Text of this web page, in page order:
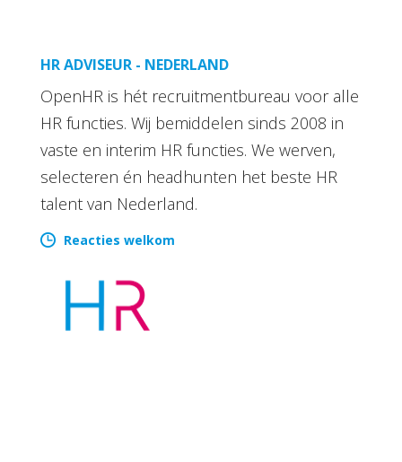
HR ADVISEUR - NEDERLAND
OpenHR is hét recruitmentbureau voor alle
HR functies. Wij bemiddelen sinds 2008 in
vaste en interim HR functies. We werven,
selecteren én headhunten het beste HR
talent van Nederland.
Reacties welkom